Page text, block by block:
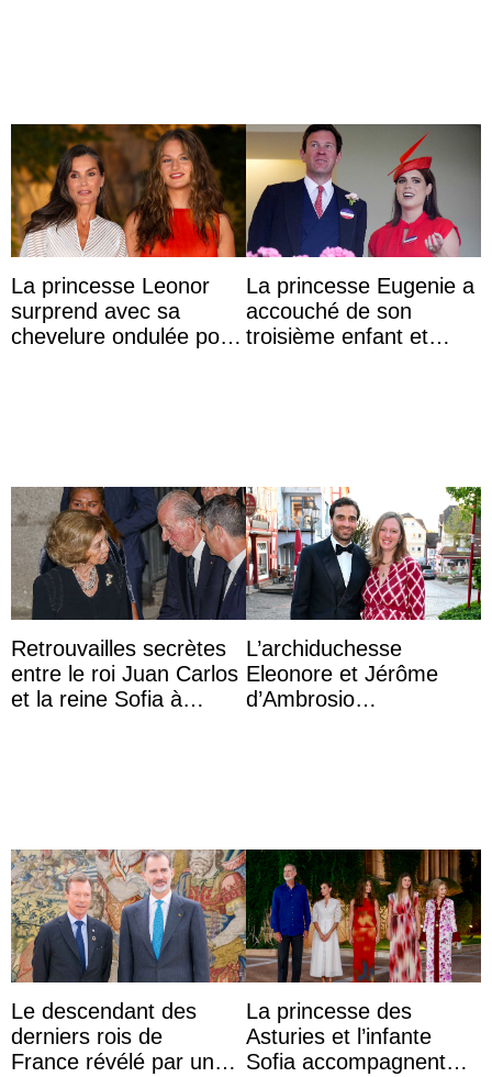
La princesse Leonor
surprend avec sa
chevelure ondulée pour
La princesse Eugenie a
accouché de son
troisième enfant et
Retrouvailles secrètes
entre le roi Juan Carlos
et la reine Sofia à
L’archiduchesse
Eleonore et Jérôme
d’Ambrosio
Le descendant des
derniers rois de
France révélé par un
La princesse des
Asturies et l’infante
Sofia accompagnent